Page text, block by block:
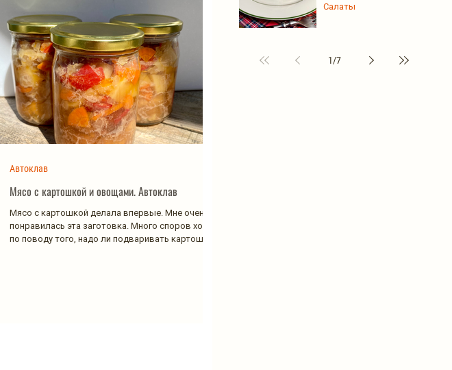
Мясо с картошкой и овощами. Автоклав
Мясо с картошкой делала впервые. Мне очень
понравилась эта заготовка. Много споров ходит
по поводу того, надо ли подваривать картошку...
Автоклав
Салаты
1/7